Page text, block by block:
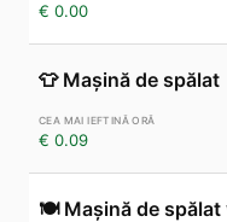
€ 0.00
👕 Mașină de spălat
€ 0.09
🍽️ Mașină de spălat